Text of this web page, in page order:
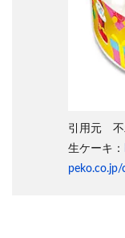
引用元 不
生ケーキ：